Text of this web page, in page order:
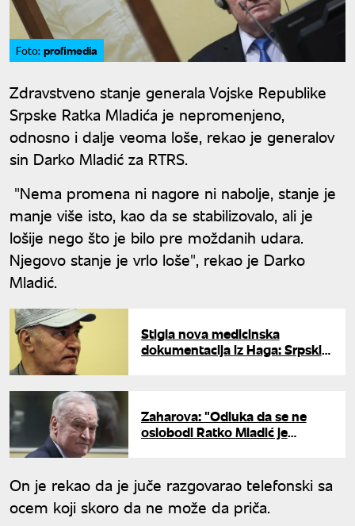
Foto: profimedia
Zdravstveno stanje generala Vojske Republike
Srpske Ratka Mladića je nepromenjeno,
odnosno i dalje veoma loše, rekao je generalov
sin Darko Mladić za RTRS.
"Nema promena ni nagore ni nabolje, stanje je
manje više isto, kao da se stabilizovalo, ali je
lošije nego što je bilo pre moždanih udara.
Njegovo stanje je vrlo loše", rekao je Darko
Mladić.
Stigla nova medicinska
dokumentacija iz Haga: Srpski
Zaharova: "Odluka da se ne
oslobodi Ratko Mladić je
On je rekao da je juče razgovarao telefonski sa
ocem koji skoro da ne može da priča.